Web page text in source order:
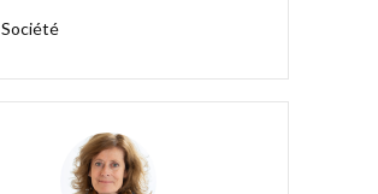
Société